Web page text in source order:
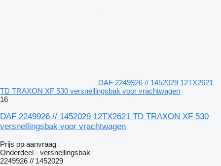
DAF 2249926 // 1452029 12TX2621
TD TRAXON XF 530 versnellingsbak voor vrachtwagen
16
DAF 2249926 // 1452029 12TX2621 TD TRAXON XF 530
versnellingsbak voor vrachtwagen
Prijs op aanvraag
Onderdeel - versnellingsbak
2249926 // 1452029